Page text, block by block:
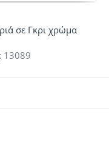
σε Γκρι χρώμα
13089